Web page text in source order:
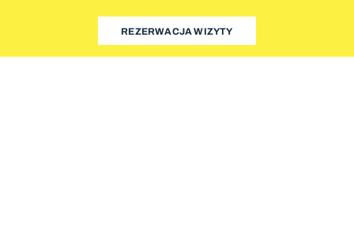
REZERWACJA WIZYTY